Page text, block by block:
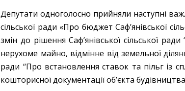
Депутати одноголосно прийняли наступні
сільської ради «Про бюджет Саф’янівської
змін до рішення Саф’янівської сільської
нерухоме майно, відмінне від земельної
ради “Про встановлення ставок та пільг із
кошторисної документації об’єкта